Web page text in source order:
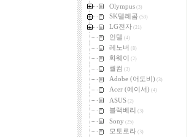
Olympus (3)
SK텔레콤 (53)
LG전자 (21)
인텔 (4)
레노버 (8)
화웨이 (2)
퀄컴 (3)
Adobe (어도비) (3)
Acer (에이서) (4)
ASUS (2)
블랙베리 (3)
Sony (25)
모토로라 (3)